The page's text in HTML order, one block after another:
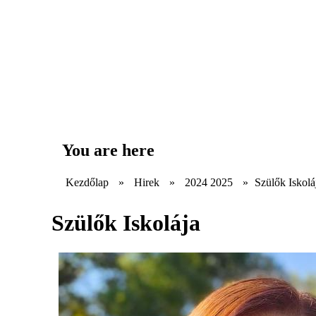
You are here
Kezdőlap » Hirek » 2024 2025 » Szülők
Szülők Iskolája